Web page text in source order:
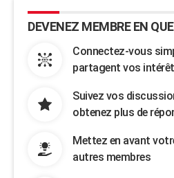
DEVENEZ MEMBRE EN
Connectez-vous
partagent vos
Suivez vos
obtenez plus de
Mettez en avant
autres membres